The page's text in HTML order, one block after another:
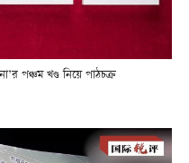
পঞ্চম খণ্ড নিয়ে পাঠচক্র